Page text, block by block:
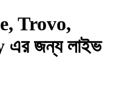
Trovo,
জন্য লাইভ